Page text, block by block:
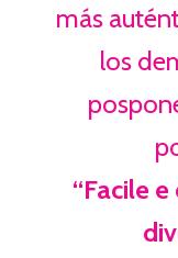
más
los
“Facile